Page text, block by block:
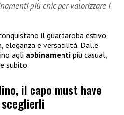
più chic per valorizzare i
il guardaroba estivo
eleganza e versatilità. Dalle
agli abbinamenti più casual,
subito.
il capo must have
sceglierli